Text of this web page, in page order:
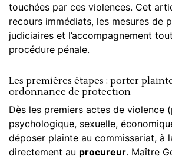
touchées par ces violences. Cet
recours immédiats, les mesures de
judiciaires et l’accompagnement
procédure pénale.
Les premières étapes : porter
ordonnance de protection
Dès les premiers actes de violence
psychologique, sexuelle,
déposer plainte au commissariat, à
directement au procureur. Maître